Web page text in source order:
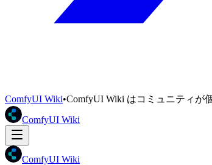
ComfyUI Wiki•ComfyUI Wiki はコミュニティが
ComfyUI Wiki
ComfyUI Wiki